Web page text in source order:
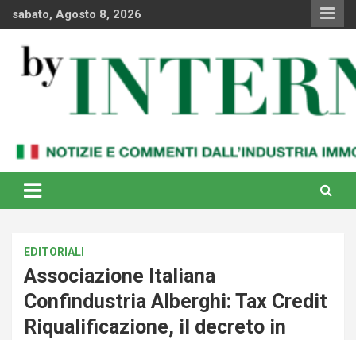
sabato, Agosto 8, 2026
By Internews
internazionale
EDITORIALI
Associazione Italiana
Confindustria Alberghi: Tax Credit
Riqualificazione, il decreto in